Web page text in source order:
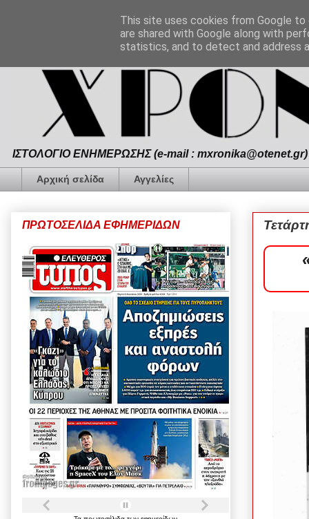
ΙΣΤΟΛΟΓΙΟ ΕΝΗΜΕΡΩΣΗΣ (e-mail :
Αρχική σελίδα Αγγελίες
ΠΡΩΤΟΣΕΛΙΔΑ ΕΦΗΜΕΡΙΔΩΝ
This site uses cookies from Google
are shared with Google along with
statistics, and to detect and address